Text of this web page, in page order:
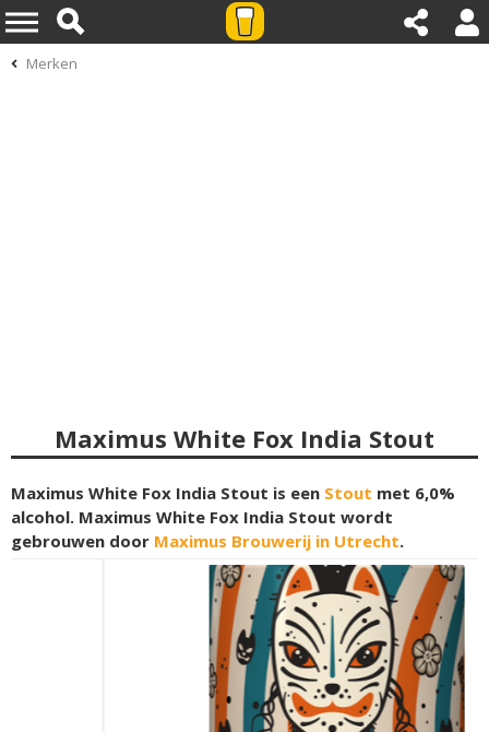
Merken
Maximus White Fox India Stout
Maximus White Fox India Stout is een Stout met 6,0%
alcohol. Maximus White Fox India Stout wordt
gebrouwen door Maximus Brouwerij in Utrecht.